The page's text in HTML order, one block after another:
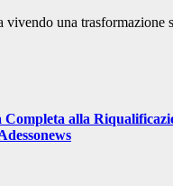
una
Completa alla